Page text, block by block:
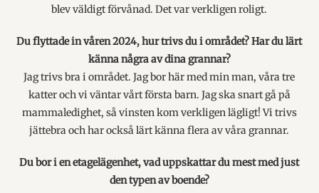
blev väldigt förvånad. Det var verkligen roligt.
Du flyttade in våren 2024, hur trivs du i området? Har du lärt
känna några av dina grannar?
Jag trivs bra i området. Jag bor här med min man, våra tre
katter och vi väntar vårt första barn. Jag ska snart gå på
mammaledighet, så vinsten kom verkligen lägligt! Vi trivs
jättebra och har också lärt känna flera av våra grannar.
Du bor i en etagelägenhet, vad uppskattar du mest med just
den typen av boende?